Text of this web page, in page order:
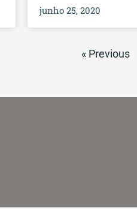
junho 25, 2020
« Previous